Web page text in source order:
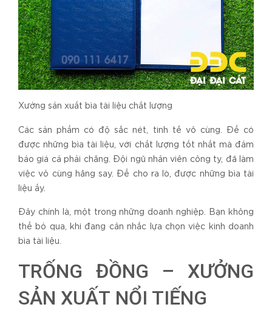
Xưởng sản xuất bìa tài liệu chất lượng
Các sản phẩm có độ sắc nét, tinh tế vô cùng. Để có
được những bìa tài liệu, với chất lượng tốt nhất mà đảm
bảo giá cả phải chăng. Đội ngũ nhân viên công ty, đã làm
việc vô cùng hăng say. Để cho ra lò, được những bìa tài
liệu ấy.
Đây chính là, một trong những doanh nghiệp. Bạn không
thể bỏ qua, khi đang cân nhắc lựa chọn việc kinh doanh
bìa tài liệu.
TRỐNG ĐỒNG – XƯỞNG
SẢN XUẤT NỔI TIẾNG